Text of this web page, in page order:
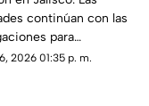
explosión
continúan con las
para
a las víctimas y
2026 01:35 p. m.